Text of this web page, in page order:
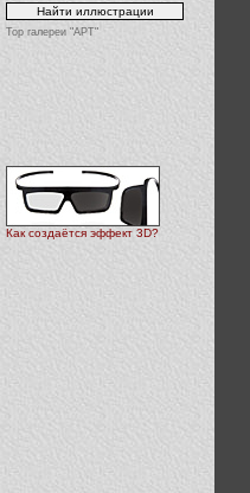
Top галереи "АРТ"
Как создаётся эффект 3D?